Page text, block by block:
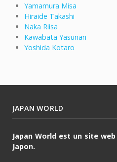
Yamamura Misa
Hiraide Takashi
Naka Riisa
Kawabata Yasunari
Yoshida Kotaro
JAPAN WORLD
Japan World est un site
Japon.